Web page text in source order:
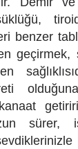
benzer
geçirmek,
sürer,